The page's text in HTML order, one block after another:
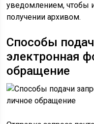
уведомлением, чтобы
получении архивом.
Способы
электронная
обращение